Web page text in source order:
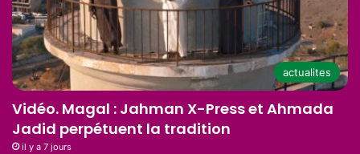
actualites
Vidéo. Magal : Jahman X-Press et Ahmada
Jadid perpétuent la tradition
il y a 7 jours